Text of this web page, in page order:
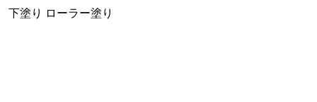
下塗り ローラー塗り